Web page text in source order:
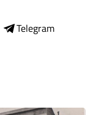
Telegram